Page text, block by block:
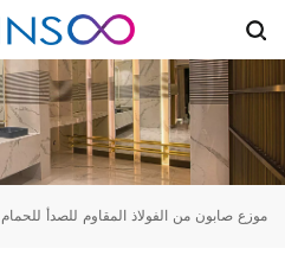
موزع صابون من الفولاذ المقاوم للصدأ للحمام